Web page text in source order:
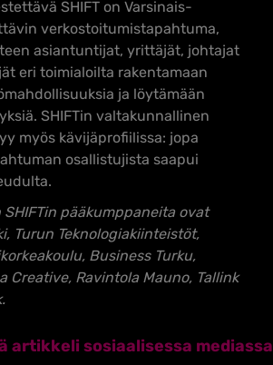
SHIFT on Varsinais-
verkostoitumistapahtuma,
asiantuntijat, yrittäjät, johtajat
eri toimialoilta rakentamaan
ja löytämään
SHIFTin valtakunnallinen
myös kävijäprofiilissa: jopa
osallistujista saapui
SHIFTin pääkumppaneita ovat
Turun Teknologiakiinteistöt,
Business Turku,
Creative, Ravintola Mauno, Tallink
artikkeli sosiaalisessa mediassa